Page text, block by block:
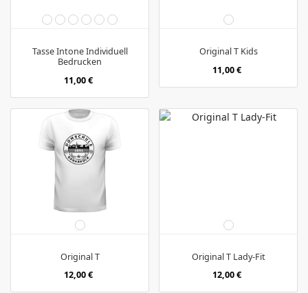
Tasse Intone Individuell
Bedrucken
11,00 €
Original T Kids
11,00 €
Original T
12,00 €
Original T Lady-Fit
12,00 €